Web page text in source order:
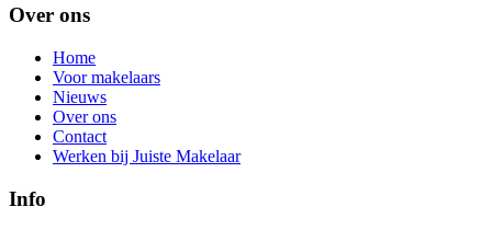
Over ons
Home
Voor makelaars
Nieuws
Over ons
Contact
Werken bij Juiste Makelaar
Info